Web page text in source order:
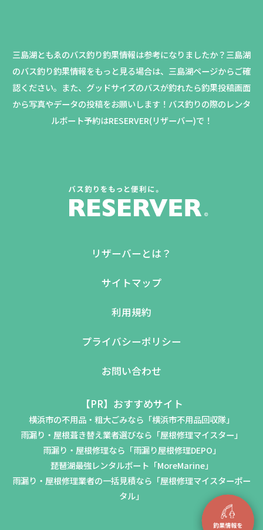
三島湖ともゑのバス釣り釣果情報は参考になりましたか？三島湖
のバス釣り釣果情報をもっと見る場合は、三島湖ページからご確
認ください。 また、グッドサイズのバスが釣れたら釣果投稿画面
から写真やデータの投稿をお願いします！バス釣りの際のレンタ
ルボート予約はRESERVER(リザーバー)で！
リザーバーとは？
サイトマップ
利用規約
プライバシーポリシー
お問い合わせ
【PR】おすすめサイト
横浜市の不用品・粗大ごみなら「横浜市不用品回収隊」
雨漏り・屋根葺き替え業者選びなら「屋根修理マイスター」
雨漏り・屋根修理なら「雨漏り屋根修理DEPO」
琵琶湖最強レンタルボート「MoreMarine」
雨漏り・屋根修理業者の一括見積なら「屋根修理マイスターポー
タル」